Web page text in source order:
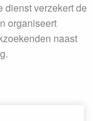
dienst verzekert de
organiseert
naast